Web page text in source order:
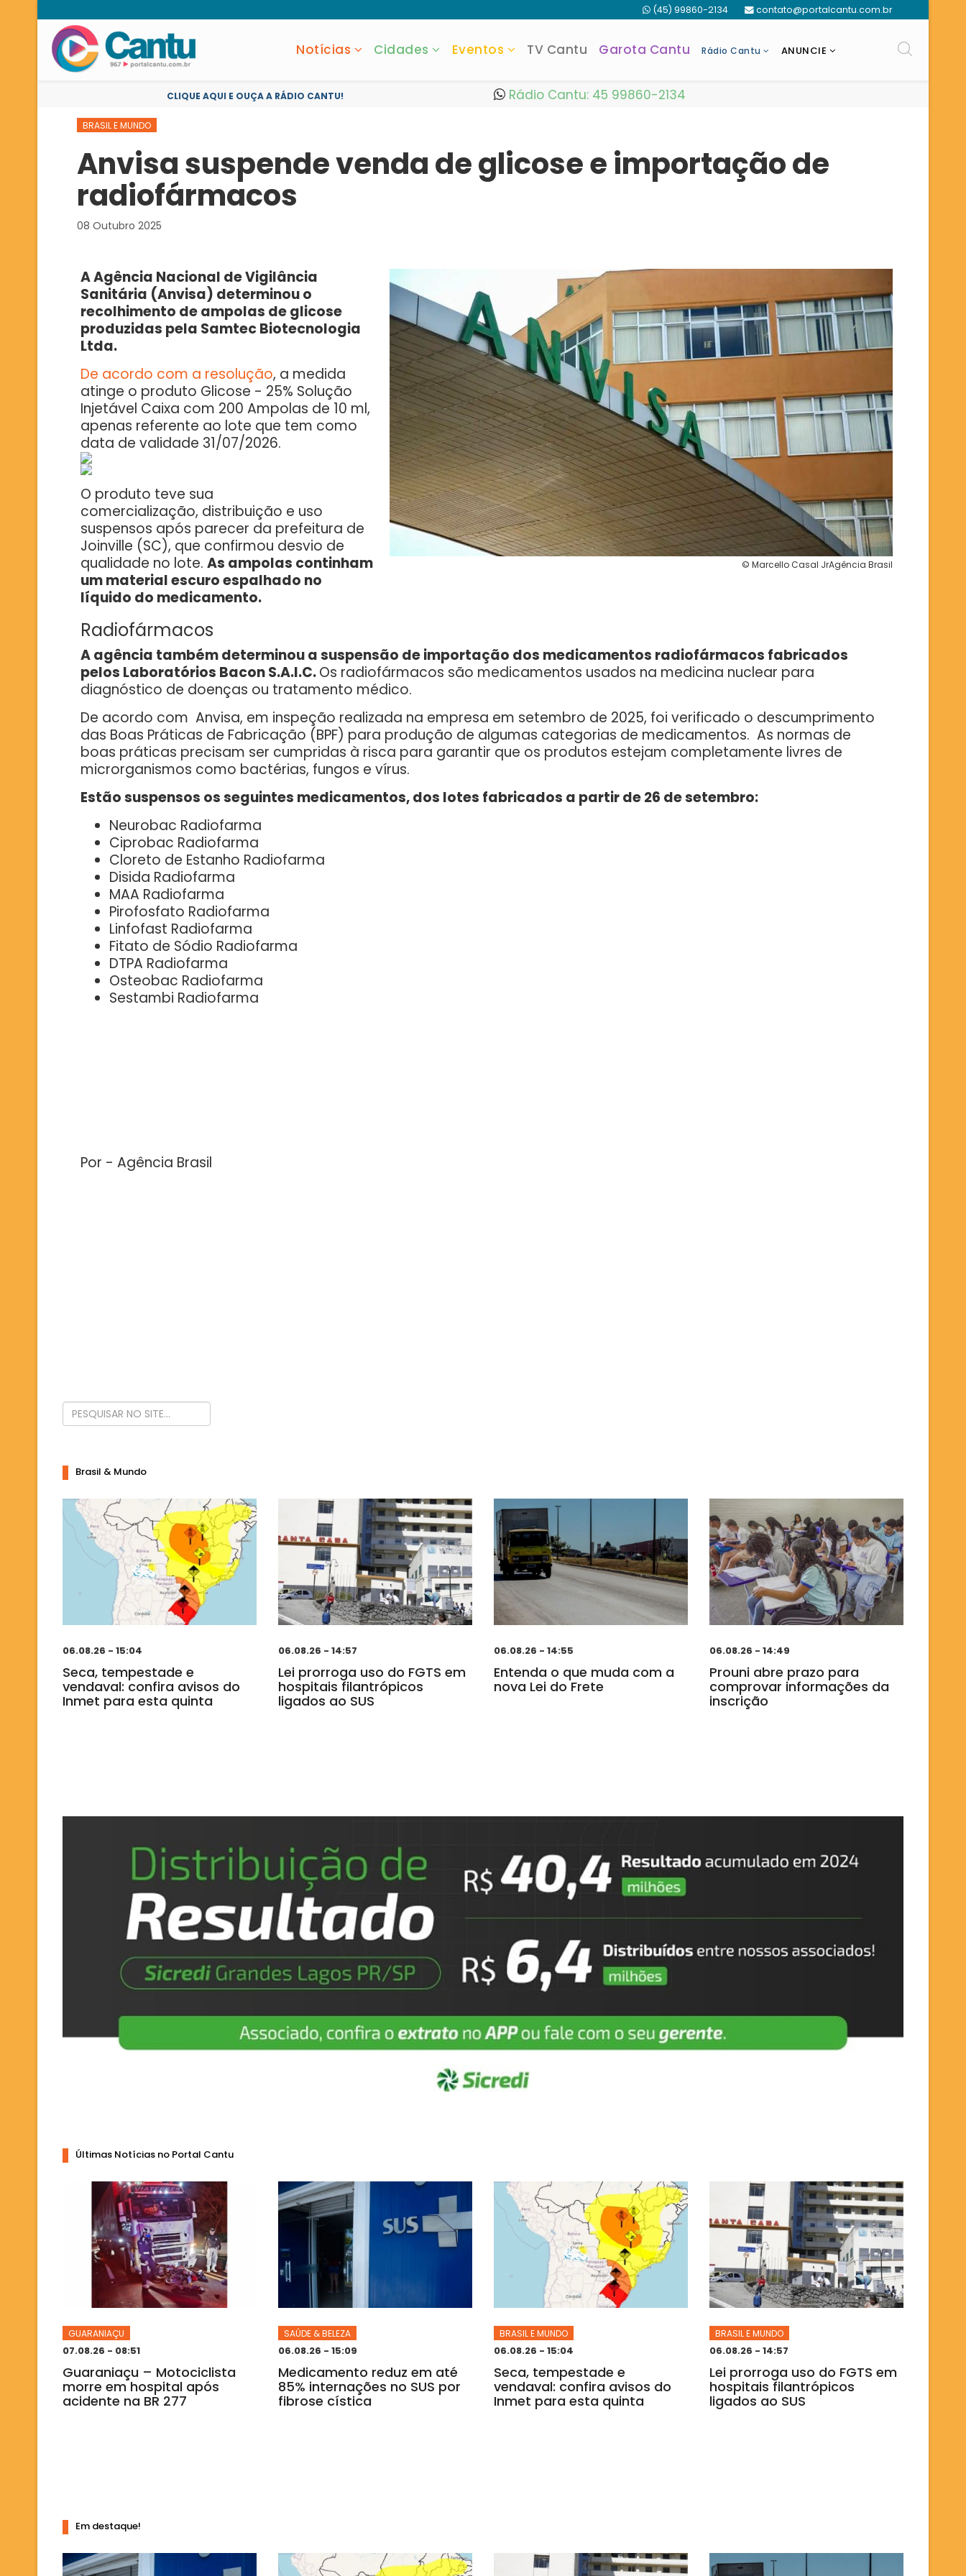
(45) 99860-2134 contato@portalcantu.com.br
Notícias Cidades Eventos TV Cantu Garota Cantu Rádio Cantu ANUNCIE
CLIQUE AQUI E OUÇA A RÁDIO CANTU! Rádio Cantu: 45 99860-2134
BRASIL E MUNDO
Anvisa suspende venda de glicose e importação de
radiofármacos
08 Outubro 2025
© Marcello Casal JrAgência Brasil
A Agência Nacional de Vigilância
Sanitária (Anvisa) determinou o
recolhimento de ampolas de glicose
produzidas pela Samtec Biotecnologia
Ltda.
De acordo com a resolução, a medida
atinge o produto Glicose - 25% Solução
Injetável Caixa com 200 Ampolas de 10 ml,
apenas referente ao lote que tem como
data de validade 31/07/2026.
O produto teve sua
comercialização, distribuição e uso
suspensos após parecer da prefeitura de
Joinville (SC), que confirmou desvio de
qualidade no lote. As ampolas continham
um material escuro espalhado no
líquido do medicamento.
Radiofármacos
A agência também determinou a suspensão de importação dos medicamentos radiofármacos fabricados
pelos Laboratórios Bacon S.A.I.C.Os radiofármacos são medicamentos usados na medicina nuclear para
diagnóstico de doenças ou tratamento médico.
De acordo com Anvisa, em inspeção realizada na empresa em setembro de 2025, foi verificado o descumprimento
das Boas Práticas de Fabricação (BPF) para produção de algumas categorias de medicamentos. As normas de
boas práticas precisam ser cumpridas à risca para garantir que os produtos estejam completamente livres de
microrganismos como bactérias, fungos e vírus.
Estão suspensos os seguintes medicamentos, dos lotes fabricados a partir de 26 de setembro:
Neurobac Radiofarma
Ciprobac Radiofarma
Cloreto de Estanho Radiofarma
Disida Radiofarma
MAA Radiofarma
Pirofosfato Radiofarma
Linfofast Radiofarma
Fitato de Sódio Radiofarma
DTPA Radiofarma
Osteobac Radiofarma
Sestambi Radiofarma
Por - Agência Brasil
Brasil & Mundo
06.08.26 - 15:04
Seca, tempestade e
vendaval: confira avisos do
Inmet para esta quinta
06.08.26 - 14:57
Lei prorroga uso do FGTS em
hospitais filantrópicos
ligados ao SUS
06.08.26 - 14:55
Entenda o que muda com a
nova Lei do Frete
06.08.26 - 14:49
Prouni abre prazo para
comprovar informações da
inscrição
Últimas Notícias no Portal Cantu
GUARANIAÇU
07.08.26 - 08:51
Guaraniaçu – Motociclista
morre em hospital após
acidente na BR 277
SAÚDE & BELEZA
06.08.26 - 15:09
Medicamento reduz em até
85% internações no SUS por
fibrose cística
BRASIL E MUNDO
06.08.26 - 15:04
Seca, tempestade e
vendaval: confira avisos do
Inmet para esta quinta
BRASIL E MUNDO
06.08.26 - 14:57
Lei prorroga uso do FGTS em
hospitais filantrópicos
ligados ao SUS
Em destaque!